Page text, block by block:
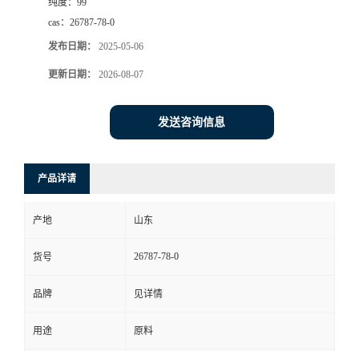
纯度： 99
cas： 26787-78-0
发布日期： 2025-05-06
更新日期： 2026-08-07
发送咨询信息
产品详请
产地 山东
货号 26787-78-0
品牌 见详情
用途 原料